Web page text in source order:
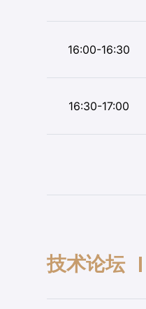
16:00-16:30
16:30-17:00
技术论坛